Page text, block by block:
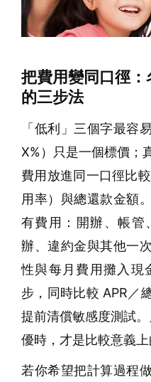
把費用變同口徑
的三步法
「低利」三個字最容
X%）只是一個標價；
費用放進同一口徑比
用率）與總還款金額
有費用：開辦、帳管
辦、違約金與其他一
性與每月費用攤入現
步，同時比較 APR／
提前清償敏感度測試
優時，才是比較意義上
若你希望把計算過程